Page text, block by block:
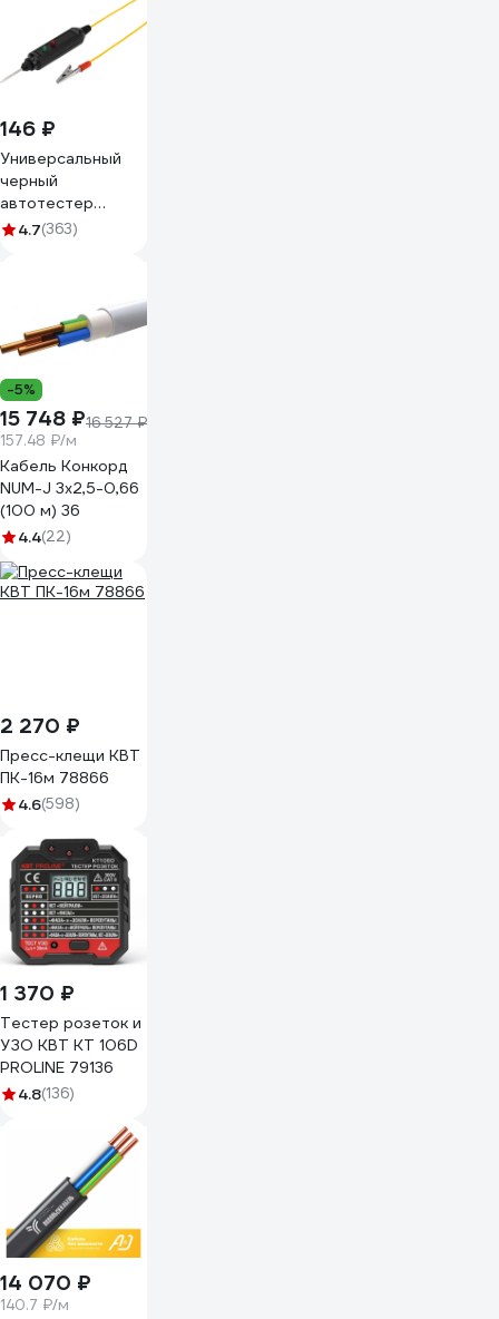
146 ₽
Универсальный
черный
автотестер
REXANT 16-0102
4.7(363)
-5%
15 748 ₽16 527 ₽
157.48 ₽/м
Кабель Конкорд
NUM-J 3х2,5-0,66
(100 м) 36
4.4(22)
2 270 ₽
Пресс-клещи КВТ
ПК-16м 78866
4.6(598)
1 370 ₽
Тестер розеток и
УЗО КВТ KT 106D
PROLINE 79136
4.8(136)
14 070 ₽
140.7 ₽/м